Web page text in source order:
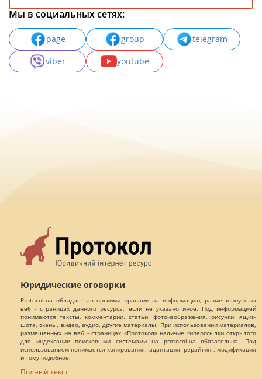
Мы в социальных сетях:
page group
telegram
viber
youtube
Юридические оговорки
Protocol.ua обладает авторскими правами на информацию, размещенную на
веб - страницах данного ресурса, если не указано иное. Под информацией
понимаются тексты, комментарии, статьи, фотоизображения, рисунки, ящик-
шота, сканы, видео, аудио, другие материалы. При использовании материалов,
размещенных на веб - страницах «Протокол» наличие гиперссылки открытого
для индексации поисковыми системами на protocol.ua обязательна. Под
использованием понимается копирования, адаптация, рерайтинг, модификация
и тому подобное.
Полный текст